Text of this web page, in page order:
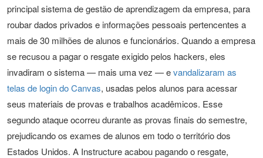
principal sistema de gestão de aprendizagem da empresa, para
roubar dados privados e informações pessoais pertencentes a
mais de 30 milhões de alunos e funcionários. Quando a empresa
se recusou a pagar o resgate exigido pelos hackers, eles
invadiram o sistema — mais uma vez — evandalizaram as
telas de login do Canvas, usadas pelos alunos para acessar
seus materiais de provas e trabalhos acadêmicos. Esse
segundo ataque ocorreu durante as provas finais do semestre,
prejudicando os exames de alunos em todo o território dos
Estados Unidos. A Instructure acabou pagando o resgate,